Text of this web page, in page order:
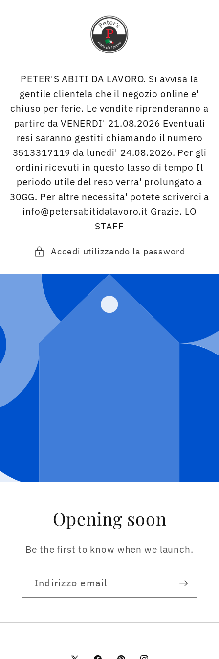
PETER'S ABITI DA LAVORO. Si avvisa la
gentile clientela che il negozio online e'
chiuso per ferie. Le vendite riprenderanno a
partire da VENERDI' 21.08.2026 Eventuali
resi saranno gestiti chiamando il numero
3513317119 da lunedi' 24.08.2026. Per gli
ordini ricevuti in questo lasso di tempo Il
periodo utile del reso verra' prolungato a
30GG. Per altre necessita' potete scriverci a
info@petersabitidalavoro.it Grazie. LO
STAFF
Accedi utilizzando la password
Opening soon
Be the first to know when we launch.
Indirizzo email